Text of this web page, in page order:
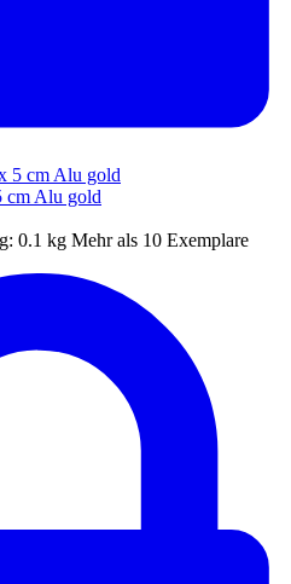
cm Alu gold
0.1 kg Mehr als 10 Exemplare